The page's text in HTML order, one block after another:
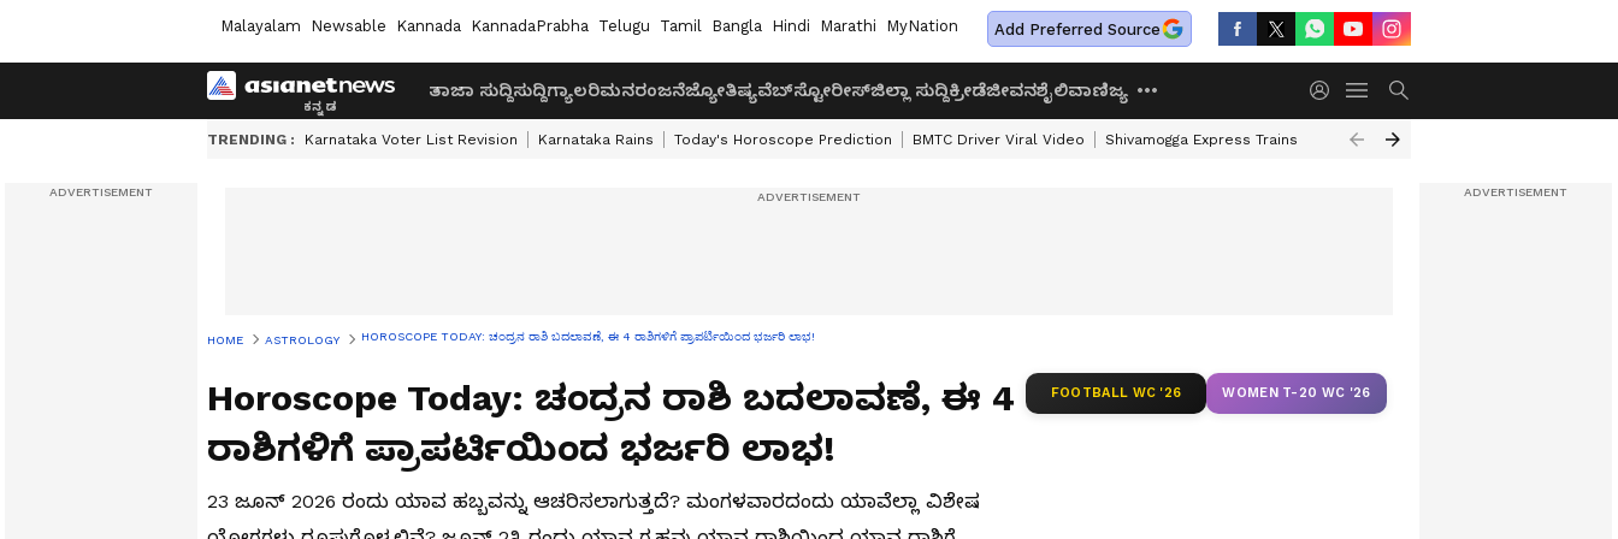
Malayalam Newsable Kannada KannadaPrabha Telugu Tamil Bangla Hindi Marathi MyNation Add Preferred Source
ತಾಜಾ ಸುದ್ದಿಸುದ್ದಿಗ್ಯಾಲರಿಮನರಂಜನೆಜ್ಯೋತಿಷ್ಯವೆಬ್‌ಸ್ಟೋರೀಸ್ಜಿಲ್ಲಾ ಸುದ್ದಿಕ್ರೀಡೆಜೀವನಶೈಲಿವಾಣಿಜ್ಯ
TRENDING : Karnataka Voter List Revision Karnataka Rains Today's Horoscope Prediction BMTC Driver Viral Video Shivamogga Express Trains Airtel Prepaid Plan
HOME ASTROLOGY HOROSCOPE TODAY: ಚಂದ್ರನ ರಾಶಿ ಬದಲಾವಣೆ, ಈ 4 ರಾಶಿಗಳಿಗೆ ಪ್ರಾಪರ್ಟಿಯಿಂದ ಭರ್ಜರಿ ಲಾಭ!
Horoscope Today: ಚಂದ್ರನ ರಾಶಿ ಬದಲಾವಣೆ, ಈ 4
ರಾಶಿಗಳಿಗೆ ಪ್ರಾಪರ್ಟಿಯಿಂದ ಭರ್ಜರಿ ಲಾಭ!
23 ಜೂನ್ 2026 ರಂದು ಯಾವ ಹಬ್ಬವನ್ನು ಆಚರಿಸಲಾಗುತ್ತದೆ? ಮಂಗಳವಾರದಂದು ಯಾವೆಲ್ಲಾ ವಿಶೇಷ
FOOTBALL WC '26 WOMEN T-20 WC '26